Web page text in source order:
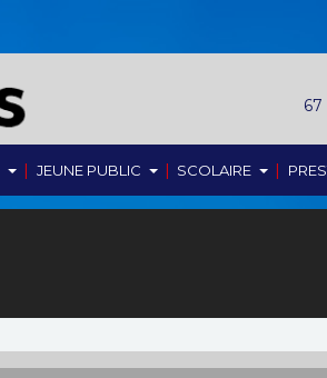
| JEUNE PUBLIC | SCOLAIRE |
67